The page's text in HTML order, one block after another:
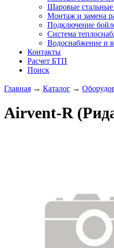
Шаровые
Монтаж и замена
Подключение
Система
Водоснабжение и
Контакты
Расчет БТП
Поиск
Главная → Каталог →
Airvent-R